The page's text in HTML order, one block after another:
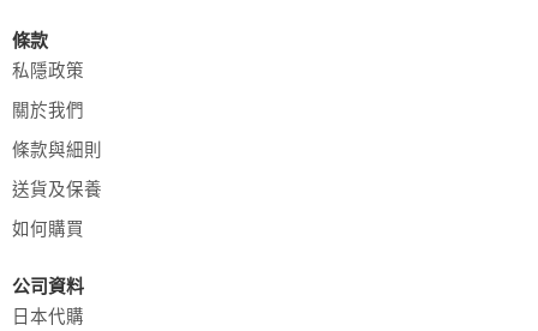
條款
私隱政策
關於我們
條款與細則
送貨及保養
如何購買
公司資料
日本代購